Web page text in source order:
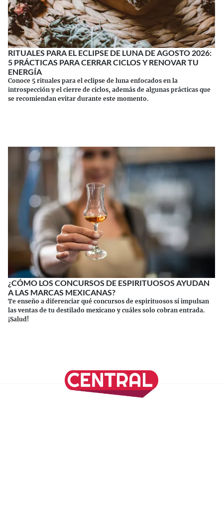
RITUALES PARA EL ECLIPSE DE LUNA DE AGOSTO 2026:
5 PRÁCTICAS PARA CERRAR CICLOS Y RENOVAR TU
ENERGÍA
Conoce 5 rituales para el eclipse de luna enfocados en la
introspección y el cierre de ciclos, además de algunas prácticas que
se recomiendan evitar durante este momento.
¿CÓMO LOS CONCURSOS DE ESPIRITUOSOS AYUDAN
A LAS MARCAS MEXICANAS?
Te enseño a diferenciar qué concursos de espirituosos sí impulsan
las ventas de tu destilado mexicano y cuáles solo cobran entrada.
¡Salud!